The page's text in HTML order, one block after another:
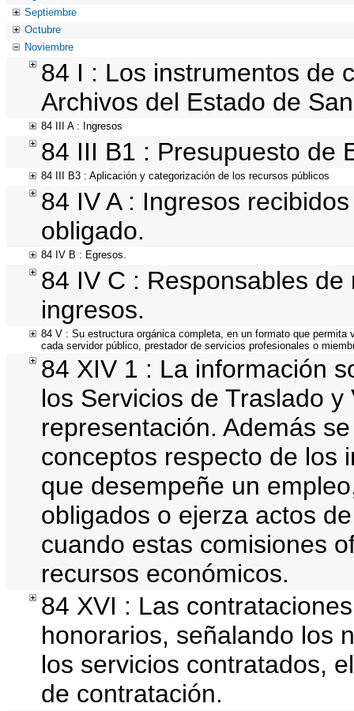
Septiembre
Octubre
Noviembre
84 I : Los instrumentos de
Archivos del Estado de
84 III A : Ingresos
84 III B1 : Presupuesto de
84 III B3 : Aplicación y categorización de los recursos públicos
84 IV A : Ingresos
obligado.
84 IV B : Egresos.
84 IV C : Responsables
ingresos.
84 V : Su estructura orgánica completa, en un formato que
cada servidor público, prestador de servicios profesionales o
84 XIV 1 : La información
los Servicios de Traslado
representación. Además
conceptos respecto de los
que desempeñe un
obligados o ejerza actos
cuando estas comisiones
recursos económicos.
84 XVI : Las
honorarios, señalando los
los servicios contratados,
de contratación.